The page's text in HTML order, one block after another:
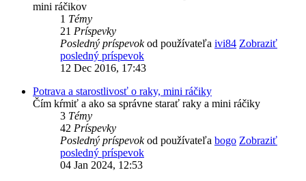
mini ráčikov
1 Témy
21 Príspevky
Posledný príspevokod používateľa ivi84 Zobraziť
posledný príspevok
12 Dec 2016, 17:43
Potrava a starostlivosť o raky, mini ráčiky
Čím kŕmiť a ako sa správne starať raky a mini ráčiky
3 Témy
42 Príspevky
Posledný príspevokod používateľa bogo Zobraziť
posledný príspevok
04 Jan 2024, 12:53